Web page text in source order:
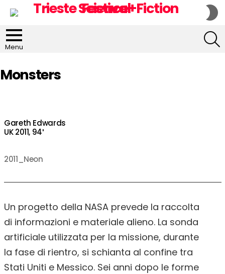
Menu
Monsters
Gareth Edwards
UK 2011, 94′
2011_Neon
Un progetto della NASA prevede la raccolta
di informazioni e materiale alieno. La sonda
artificiale utilizzata per la missione, durante
la fase di rientro, si schianta al confine tra
Stati Uniti e Messico. Sei anni dopo le forme